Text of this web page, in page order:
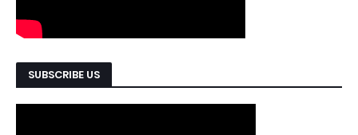
SUBSCRIBE US